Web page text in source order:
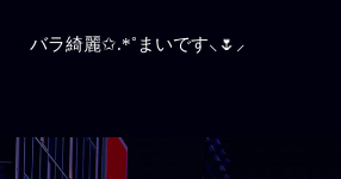
バラ綺麗✩.*˚まいです⸜🌷︎⸝‍